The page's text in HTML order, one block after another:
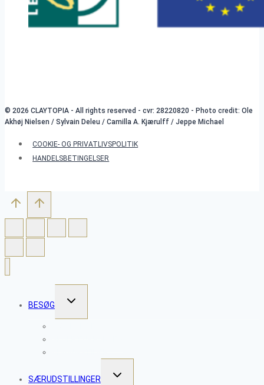
© 2026 CLAYTOPIA - All rights reserved - cvr: 28220820 - Photo credit: Ole
Akhøj Nielsen / Sylvain Deleu / Camilla A. Kjærulff / Jeppe Michael
COOKIE- OG PRIVATLIVSPOLITIK
HANDELSBETINGELSER
BESØG
SKIFT
SÆRUDSTILLINGER
SKIFT